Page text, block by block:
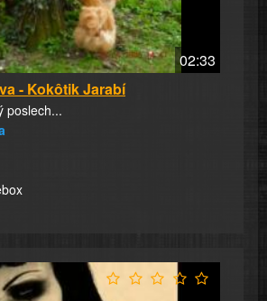
02:33
- Kokôtik Jarabí
poslech...